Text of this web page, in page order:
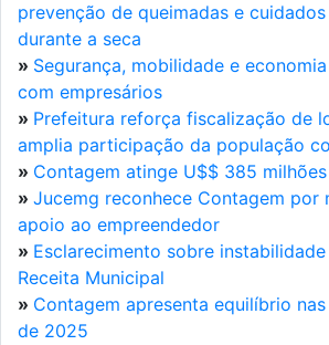
prevenção de queimadas e
durante a seca
» Segurança, mobilidade e
com empresários
» Prefeitura reforça fiscalização de
amplia participação da população
» Contagem atinge U$$ 385
» Jucemg reconhece Contagem por
apoio ao empreendedor
» Esclarecimento sobre
Receita Municipal
» Contagem apresenta equilíbrio
de 2025